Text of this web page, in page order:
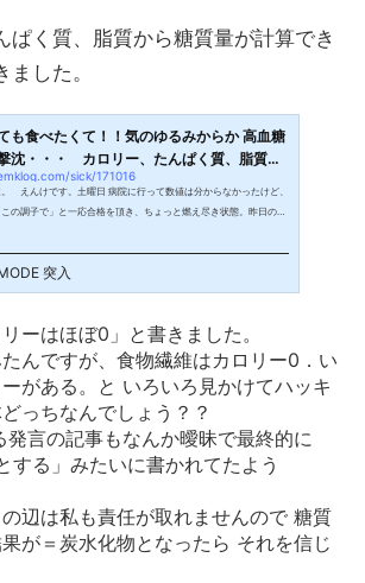
ぱく質、脂質から糖質量が計算でき
した。
も食べたくて！！気のゆるみからか 高血糖
沈・・・ カロリー、たんぱく質、脂質か
sick/171016
えんけです。土曜日 病院に行って数値は分からなかったけど、
の調子で」と一応合格を頂き、ちょっと燃え尽き状態。昨日の
同じことまたやっちゃって、今日の朝イチ血糖値もひどいことに
！寝る前は 375mg/dLもあって、ノボ打って4時間以上経過し
打ちして寝たはずなんですが・・・まぁ、その「訳あって」
。...
突入
ーはほぼ0」と書きました。
んですが、食物繊維はカロリー0．い
がある。と いろいろ見かけてハッキ
っちなんでしょう？？
発言の記事もなんか曖昧で最終的に
する」みたいに書かれてたよう
辺は私も責任が取れませんので 糖質
が＝炭水化物となったら それを信じ